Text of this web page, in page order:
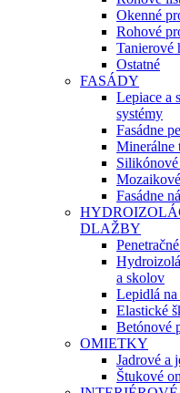
Okenné
Rohové
Tanierové
Ostatné
FASÁDY
Lepiace a
systémy
Fasádne
Minerálne
Fasádne
DLAŽBY
a skolov
Lepidlá
Elastické
Betónové
OMIETKY
Jadrové a
Štukové